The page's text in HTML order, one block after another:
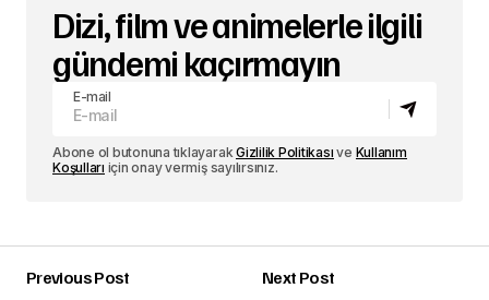
Dizi, film ve animelerle ilgili
gündemi kaçırmayın
E-mail
Abone ol butonuna tıklayarakGizlilik Politikası ve Kullanım
Koşulları için onay vermiş sayılırsınız.
Previous Post
Next Post